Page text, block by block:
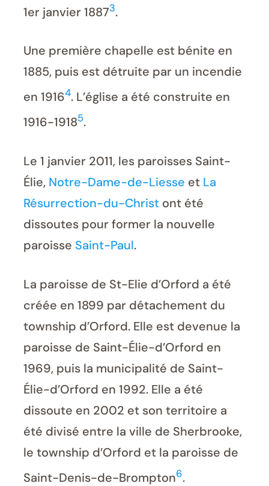
1er janvier 18873.
Une première chapelle est bénite en
1885, puis est détruite par un incendie
en 19164. L’église a été construite en
1916-19185.
Le 1 janvier 2011, les paroisses Saint-
Élie, Notre-Dame-de-Liesse et La
Résurrection-du-Christ ont été
dissoutes pour former la nouvelle
paroisse Saint-Paul.
La paroisse de St-Elie d’Orford a été
créée en 1899 par détachement du
township d’Orford. Elle est devenue la
paroisse de Saint-Élie-d’Orford en
1969, puis la municipalité de Saint-
Élie-d’Orford en 1992. Elle a été
dissoute en 2002 et son territoire a
été divisé entre la ville de Sherbrooke,
le township d’Orford et la paroisse de
Saint-Denis-de-Brompton6.